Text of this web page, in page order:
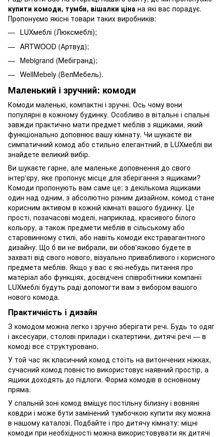
купити комоди, тумби, вішалки ціна на які вас порадує.
Пропонуємо якісні товари таких виробників:
LUXмеблі (Люксмеблі);
ARTWOOD (Артвуд);
Mebigrand (Мебігранд);
WellMebely (ВелМебель).
Маленький і зручний: комоди
Комоди маленькі, компактні і зручні. Ось чому вони
популярні в кожному будинку. Особливо в вітальні і спальні
завжди практично мати предмет меблів з ящиками, який
функціонально доповнює вашу кімнату. Чи шукаєте ви
симпатичний комод або стильно елегантний, в LUXмеблі ви
знайдете великий вибір.
Ви шукаєте гарне, але маленьке доповнення до свого
інтер'єру, яке пропонує місце для зберігання з ящиками?
Комоди пропонують вам саме це: з декількома ящиками
один над одним, з абсолютно різним дизайном, комод стане
корисним активом в кожній кімнаті вашого будинку. Це
прості, позачасові моделі, наприклад, красивого білого
кольору, а також предмети меблів в сільському або
старовинному стилі, або навіть комоди екстравагантного
дизайну. Що б ви не вибрали, ви обов'язково будете в
захваті від свого нового, візуально привабливого і корисного
предмета меблів. Якщо у вас є які-небудь питання про
матеріал або функціях, досвідчені співробітники компанії
LUXмеблі будуть раді допомогти вам з вибором вашого
нового комода.
Практичність і дизайн
З комодом можна легко і зручно зберігати речі. Будь то одяг
і аксесуари, столові прилади і скатертини, дитячі речі — в
комоді все структуровано.
У той час як класичний комод стоїть на витончених ніжках,
сучасний комод повністю використовує наявний простір, а
ящики доходять до підлоги. Форма комодів в основному
пряма.
У спальній зоні комод вміщує постільну білизну і вовняні
ковдри і може бути замінений тумбочкою купити яку можна
в нашому каталозі. Подбайте і про дитячу кімнату: міцні
комоди при необхідності можна використовувати як дитячі